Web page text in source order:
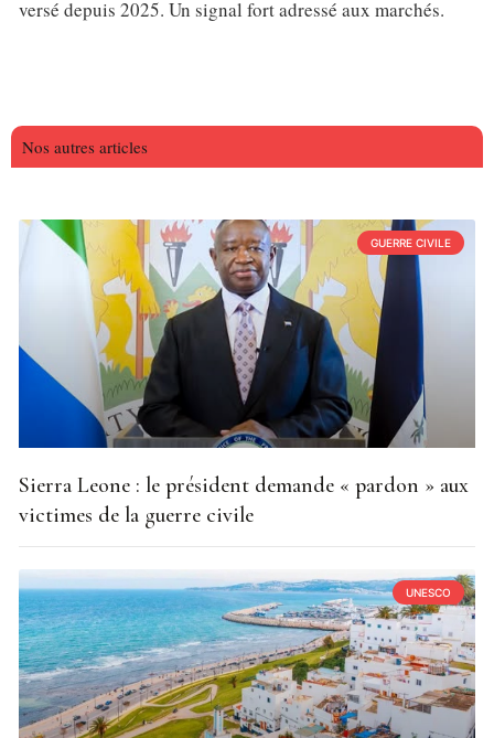
versé depuis 2025. Un signal fort adressé aux marchés.
Nos autres articles
GUERRE CIVILE
Sierra Leone : le président demande « pardon » aux
victimes de la guerre civile
UNESCO